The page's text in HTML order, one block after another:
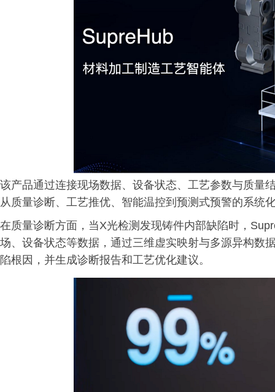
该产品通过连接现场数据、设备状态、工艺参数与质
从质量诊断、工艺推优、智能温控到预测式预警的系统
在质量诊断方面，当X光检测发现铸件内部缺陷时，
场、设备状态等数据，通过三维虚实映射与多源异构数
陷根因，并生成诊断报告和工艺优化建议。